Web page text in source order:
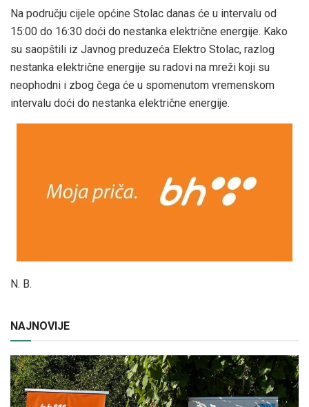
Na području cijele općine Stolac danas će u intervalu od
15:00 do 16:30 doći do nestanka električne energije. Kako
su saopštili iz Javnog preduzeća Elektro Stolac, razlog
nestanka električne energije su radovi na mreži koji su
neophodni i zbog čega će u spomenutom vremenskom
intervalu doći do nestanka električne energije.
N. B.
NAJNOVIJE